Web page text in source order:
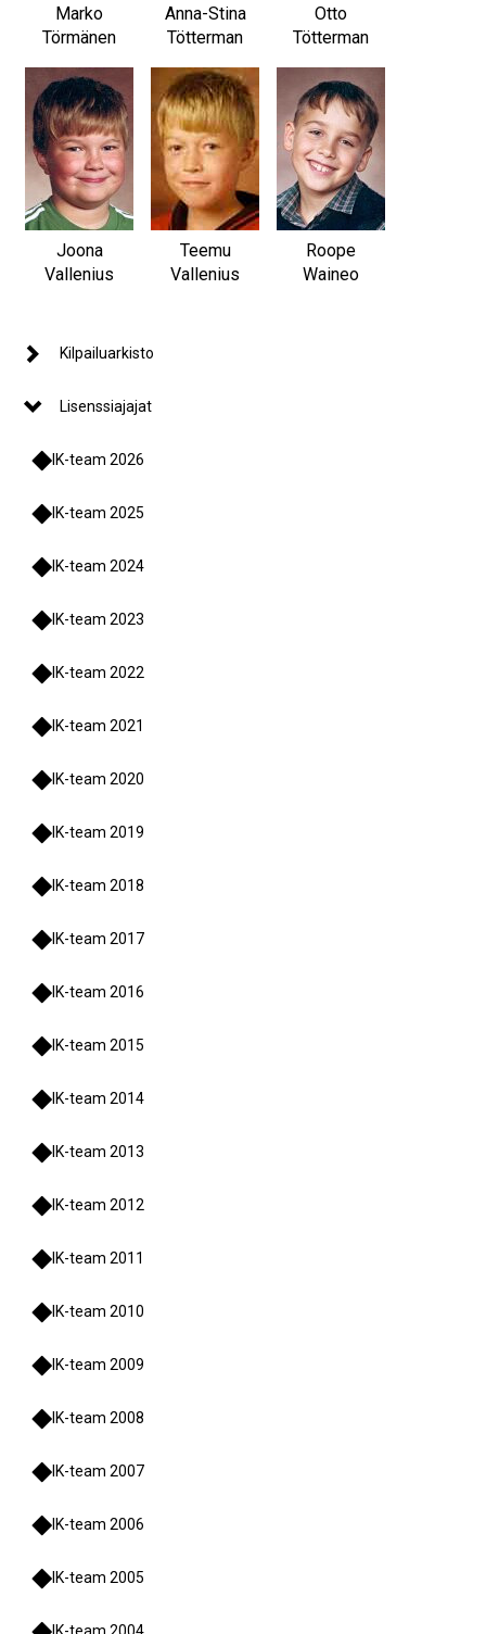
Marko
Törmänen
Anna-Stina
Tötterman
Otto
Tötterman
Joona
Vallenius
Teemu
Vallenius
Roope
Waineo
Kilpailuarkisto
Lisenssiajajat
IK-team 2026
IK-team 2025
IK-team 2024
IK-team 2023
IK-team 2022
IK-team 2021
IK-team 2020
IK-team 2019
IK-team 2018
IK-team 2017
IK-team 2016
IK-team 2015
IK-team 2014
IK-team 2013
IK-team 2012
IK-team 2011
IK-team 2010
IK-team 2009
IK-team 2008
IK-team 2007
IK-team 2006
IK-team 2005
IK-team 2004